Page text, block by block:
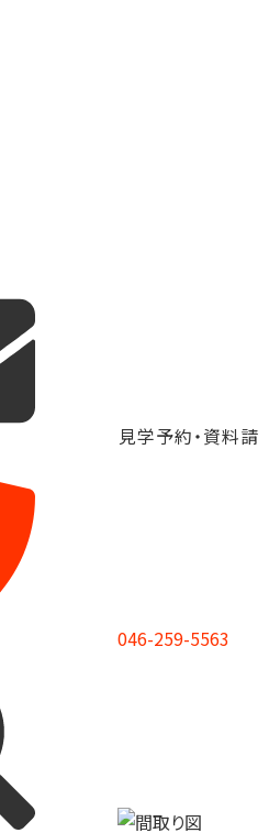
見学予約・資料請
046-259-5563